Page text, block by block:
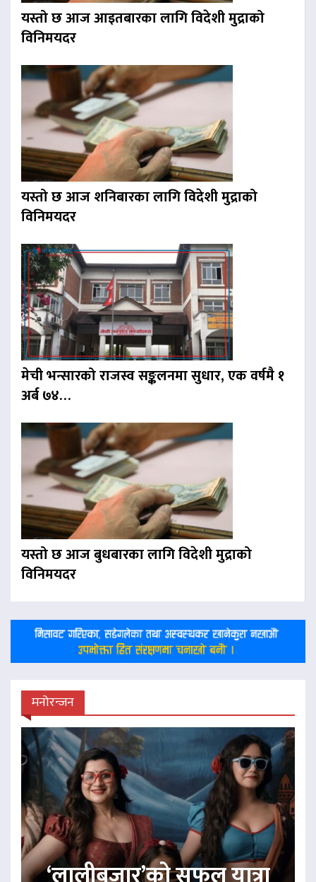
यस्तो छ आज आइतबारका लागि विदेशी मुद्राको
विनिमयदर
यस्तो छ आज शनिबारका लागि विदेशी मुद्राको
विनिमयदर
मेची भन्सारको राजस्व सङ्कलनमा सुधार, एक वर्षमै १
अर्ब ७४…
यस्तो छ आज बुधबारका लागि विदेशी मुद्राको
विनिमयदर
मनोरन्जन